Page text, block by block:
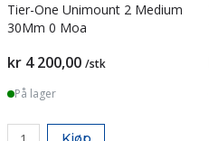
Tier-One Unimount 2 Medium
30Mm 0 Moa
kr 4 200,00 /stk
På lager